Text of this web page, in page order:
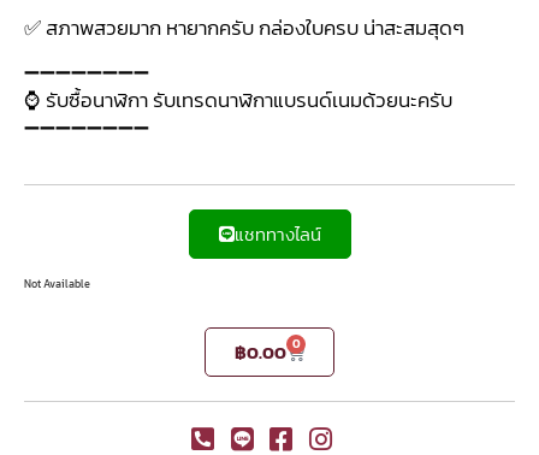
✅ สภาพสวยมาก หายากครับ กล่องใบครบ น่าสะสมสุดๆ
➖➖➖➖➖➖➖➖
⌚ รับซื้อนาฬิกา รับเทรดนาฬิกาแบรนด์เนมด้วยนะครับ
➖➖➖➖➖➖➖➖
แชททางไลน์
Not Available
฿0.00 0